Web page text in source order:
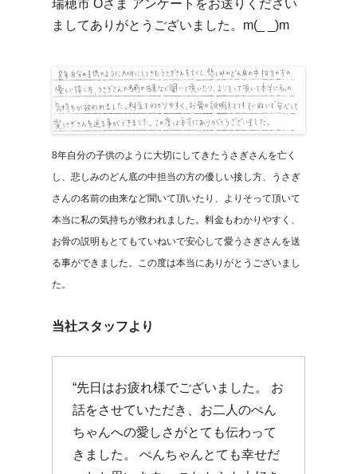
瑞穂市 Oさま アンケートをお送りください
ましてありがとうございました。m(_ _)m
8年自分の子供のように大切にしてきたうさぎさんを亡く
し、悲しみのどん底の中担当の方の優しい接し方、うさぎ
さんの名前の由来など聞いて頂いたり、よりそって頂いて
本当に私の気持ちが救われました。料金もわかりやすく、
お骨の説明もとてもていねいで安心して愛うさぎさんを送
る事ができました。この度は本当にありがとうございまし
た。
当社スタッフより
“先日はお疲れ様でございました。 お
話をさせていただき、お二人のぺん
ちゃんへの愛しさがとても伝わって
きました。 ぺんちゃんとても幸せだ